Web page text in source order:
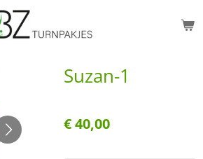
Suzan-1
€ 40,00